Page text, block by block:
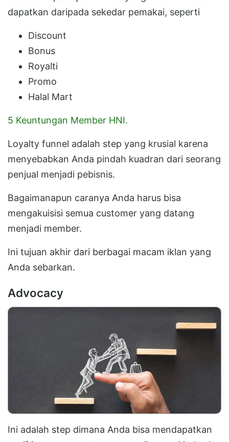
dapatkan daripada sekedar pemakai, seperti
Discount
Bonus
Royalti
Promo
Halal Mart
5 Keuntungan Member HNI.
Loyalty funnel adalah step yang krusial karena
menyebabkan Anda pindah kuadran dari seorang
penjual menjadi pebisnis.
Bagaimanapun caranya Anda harus bisa
mengakuisisi semua customer yang datang
menjadi member.
Ini tujuan akhir dari berbagai macam iklan yang
Anda sebarkan.
Advocacy
Ini adalah step dimana Anda bisa mendapatkan